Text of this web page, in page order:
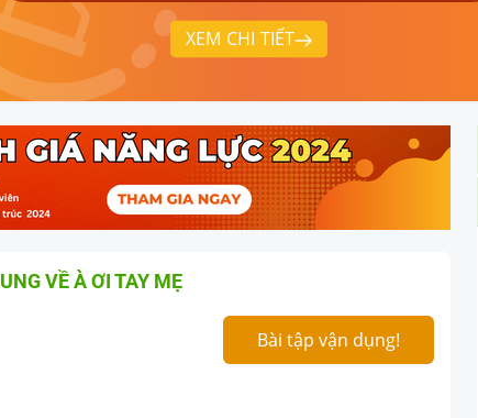
XEM CHI TIẾT
VỀ À ƠI TAY MẸ
Bài tập vận dụng!